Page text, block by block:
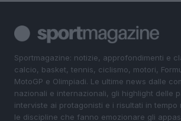
Sportmagazine: notizie, approfondimenti e
calcio, basket, tennis, ciclismo, motori,
MotoGP e Olimpiadi. Le ultime news dalle
nazionali e internazionali, gli highlight delle
interviste ai protagonisti e i risultati in tempo
le discipline che fanno emozionare gli